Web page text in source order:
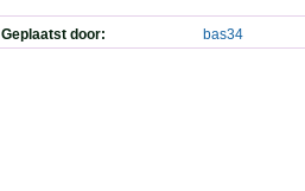
Geplaatst door: bas34